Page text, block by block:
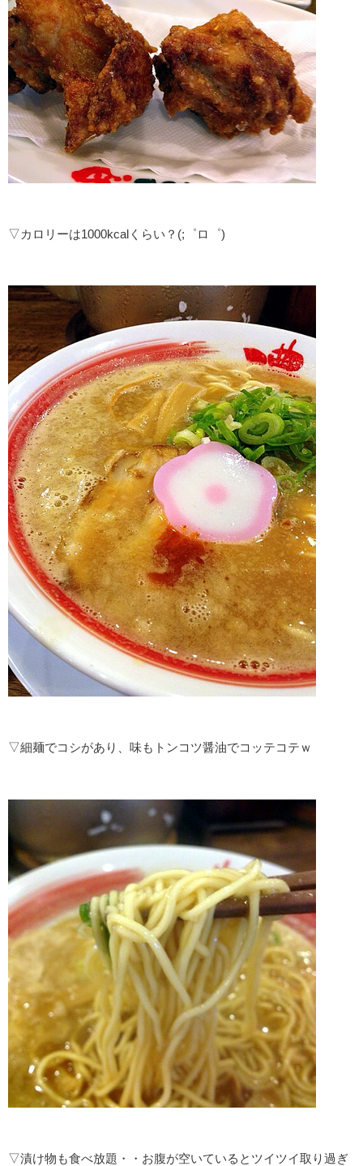
▽カロリーは1000kcalくらい？(;゜ロ゜)
▽細麺でコシがあり、味もトンコツ醤油でコッテコテｗ
▽漬け物も食べ放題・・お腹が空いているとツイツイ取り過ぎ